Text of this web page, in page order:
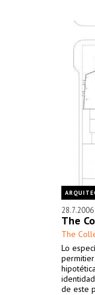
28.7.2006
The
The
Lo
de este